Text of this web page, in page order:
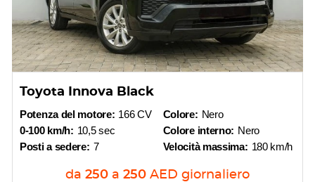
Toyota Innova Black
Potenza del motore: 166 CV
0-100 km/h: 10,5 sec
Posti a sedere: 7
Colore: Nero
Colore interno: Nero
Velocità massima: 180 km/h
da 250 a 250 AED giornaliero